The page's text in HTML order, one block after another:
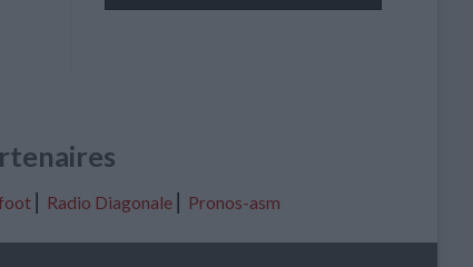
⎢ Radio Diagonale⎢ Pronos-asm